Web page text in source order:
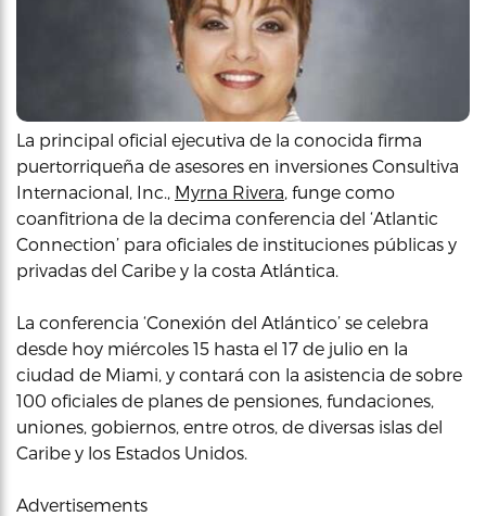
La principal oficial ejecutiva de la conocida firma
puertorriqueña de asesores en inversiones Consultiva
Internacional, Inc., Myrna Rivera, funge como
coanfitriona de la decima conferencia del ‘Atlantic
Connection’ para oficiales de instituciones públicas y
privadas del Caribe y la costa Atlántica.
La conferencia ‘Conexión del Atlántico’ se celebra
desde hoy miércoles 15 hasta el 17 de julio en la
ciudad de Miami, y contará con la asistencia de sobre
100 oficiales de planes de pensiones, fundaciones,
uniones, gobiernos, entre otros, de diversas islas del
Caribe y los Estados Unidos.
Advertisements